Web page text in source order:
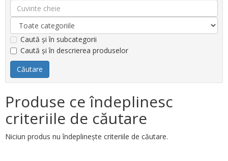
Caută și în subcategorii
Caută și în descrierea produselor
Produse ce îndeplinesc
criteriile de căutare
Niciun produs nu îndeplineşte criteriile de căutare.